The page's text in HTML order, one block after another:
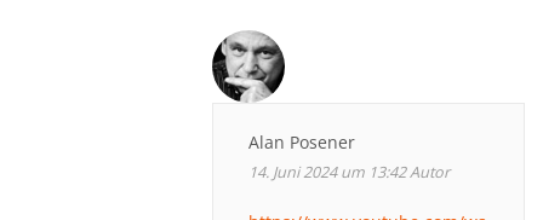
Alan Posener
14. Juni 2024 um 13:42Autor